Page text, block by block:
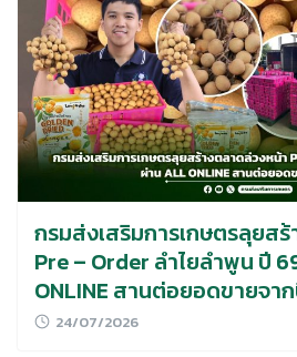
กรมส่งเสริมการเกษตรลุยส
Pre – Order ลำไยลำพูน ปี
ONLINE สานต่อยอดขายจา
24/07/2026